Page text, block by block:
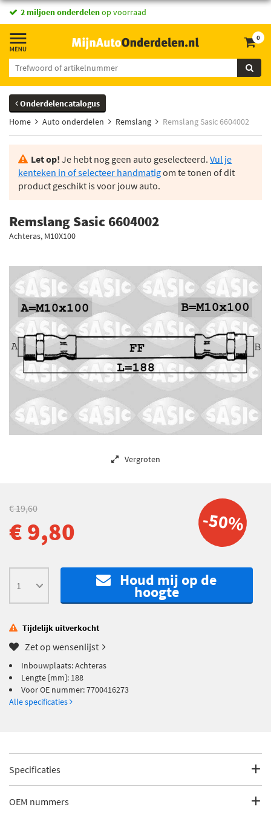
2 miljoen onderdelenop voorraad
0
Onderdelencatalogus
Home
Auto onderdelen Remslang Remslang Sasic 6604002
Let op! Je hebt nog geen auto geselecteerd. Vul je
kenteken in of selecteer handmatigom te tonen of dit
product geschikt is voor jouw auto.
Remslang Sasic 6604002
Achteras, M10X100
Vergroten
-50%
€ 19,60
€ 9,80
Houd mij op de
hoogte
Tijdelijk uitverkocht
Zet op wensenlijst
Inbouwplaats: Achteras
Lengte [mm]: 188
Voor OE nummer: 7700416273
Alle specificaties
Specificaties
Fabrikantcode
OEM nummers